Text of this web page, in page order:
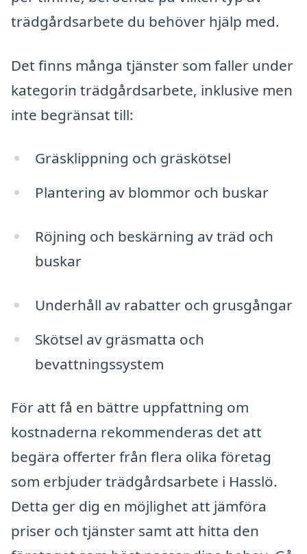
trädgårdsarbete du behöver hjälp med.
Det finns många tjänster som faller under
kategorin trädgårdsarbete, inklusive men
inte begränsat till:
Gräsklippning och gräskötsel
Plantering av blommor och buskar
Röjning och beskärning av träd och
buskar
Underhåll av rabatter och grusgångar
Skötsel av gräsmatta och
bevattningssystem
För att få en bättre uppfattning om
kostnaderna rekommenderas det att
begära offerter från flera olika företag
som erbjuder trädgårdsarbete i Hasslö.
Detta ger dig en möjlighet att jämföra
priser och tjänster samt att hitta den